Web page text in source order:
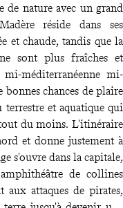
de nature avec un grand
réside dans ses
et chaude, tandis que la
sont plus fraîches et
méditerranéenne mi-
chances de plaire
et aquatique qui
du moins. L'itinéraire
et donne justement à
s'ouvre dans la capitale,
de collines
aux attaques de pirates,